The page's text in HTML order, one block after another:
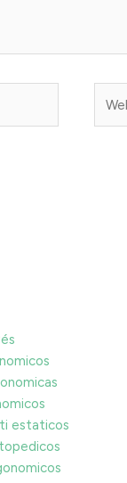
estaticos